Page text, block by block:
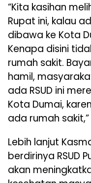
“Kita kasihan
Rupat ini, kalau
dibawa ke Kota
Kenapa disini
rumah sakit.
hamil,
ada RSUD ini
Kota Dumai,
ada rumah
Lebih lanjut
berdirinya RSUD
akan